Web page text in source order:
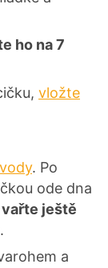
ho na 7
vložte
. Po
ode dna
vařte ještě
a